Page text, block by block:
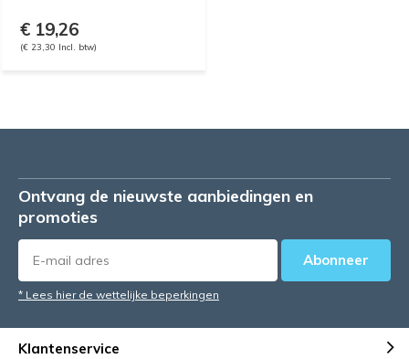
€ 19,26
(€ 23,30 Incl. btw)
Ontvang de nieuwste aanbiedingen en
promoties
Abonneer
* Lees hier de wettelijke beperkingen
Klantenservice